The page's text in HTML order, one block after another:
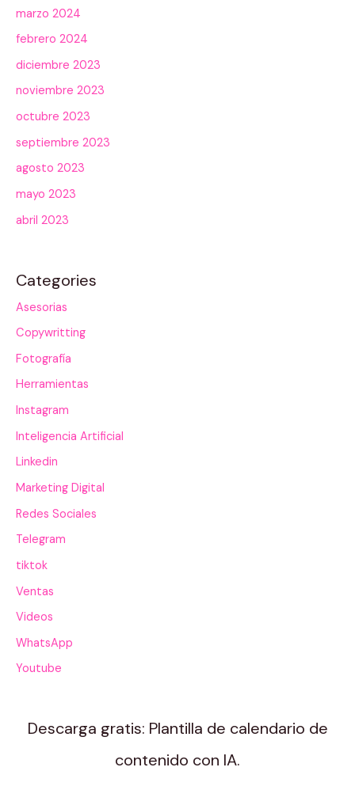
marzo 2024
febrero 2024
diciembre 2023
noviembre 2023
octubre 2023
septiembre 2023
agosto 2023
mayo 2023
abril 2023
Categories
Asesorias
Copywritting
Fotografía
Herramientas
Instagram
Inteligencia Artificial
Linkedin
Marketing Digital
Redes Sociales
Telegram
tiktok
Ventas
Videos
WhatsApp
Youtube
Descarga gratis: Plantilla de calendario de
contenido con IA.